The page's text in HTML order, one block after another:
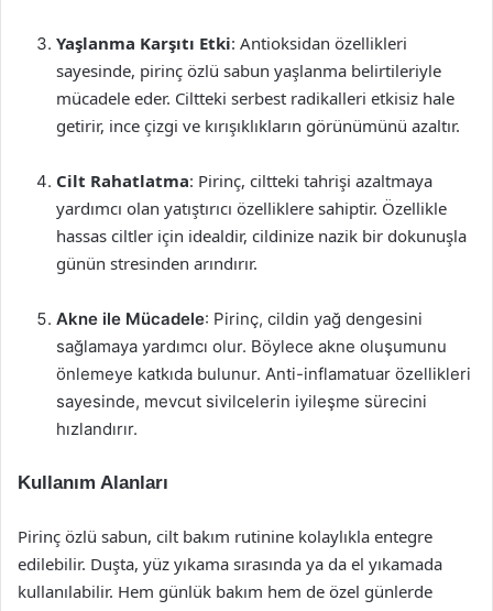
Yaşlanma Karşıtı Etki: Antioksidan özellikleri
sayesinde, pirinç özlü sabun yaşlanma belirtileriyle
mücadele eder. Ciltteki serbest radikalleri etkisiz hale
getirir, ince çizgi ve kırışıklıkların görünümünü azaltır.
Cilt Rahatlatma: Pirinç, ciltteki tahrişi azaltmaya
yardımcı olan yatıştırıcı özelliklere sahiptir. Özellikle
hassas ciltler için idealdir, cildinize nazik bir dokunuşla
günün stresinden arındırır.
Akne ile Mücadele: Pirinç, cildin yağ dengesini
sağlamaya yardımcı olur. Böylece akne oluşumunu
önlemeye katkıda bulunur. Anti-inflamatuar özellikleri
sayesinde, mevcut sivilcelerin iyileşme sürecini
hızlandırır.
Kullanım Alanları
Pirinç özlü sabun, cilt bakım rutinine kolaylıkla entegre
edilebilir. Duşta, yüz yıkama sırasında ya da el yıkamada
kullanılabilir. Hem günlük bakım hem de özel günlerde